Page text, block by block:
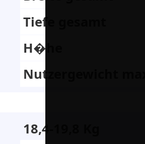
Tiefe gesamt
H�he
Nutzergewicht max.
18,4-19,8 Kg